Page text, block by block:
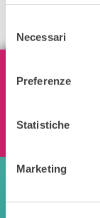
delNecessari
Preferenze
Statistiche
Marketing